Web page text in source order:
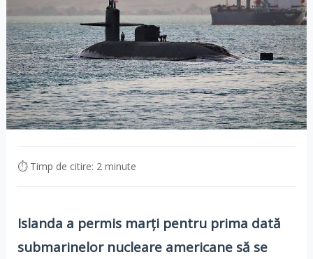
⏱ Timp de citire: 2 minute
Islanda a permis marţi pentru prima dată
submarinelor nucleare americane să se